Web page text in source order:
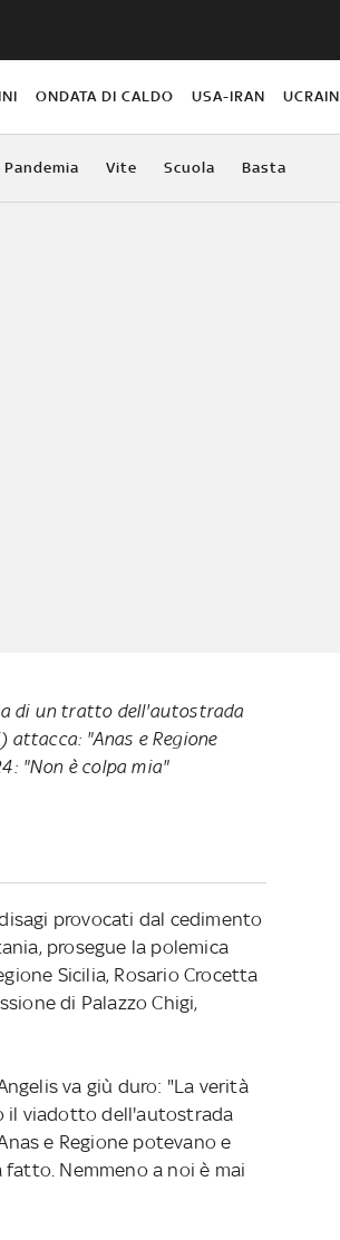
ONDATA DI CALDO USA-IRAN
Pandemia Vite Scuola Basta
di un tratto dell'autostrada
attacca: "Anas e Regione
: "Non è colpa mia"
provocati dal cedimento
prosegue la polemica
Sicilia, Rosario Crocetta
di Palazzo Chigi,
va giù duro: "La verità
il viadotto dell'autostrada
e Regione potevano e
Nemmeno a noi è mai